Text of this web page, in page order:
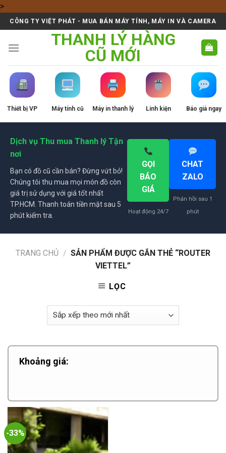
>Skip
to
content
CÔNG TY VIỆT PHÁT - MUA BÁN MÁY TÍNH, MÁY IN VÀ CAMERA
THANH LÝ HÀNG
CŨ MỚI
Thiết bị VP Máy tính cũ Máy in thanh lý Linh kiện Báo giá ngay
Dịch vụ Thu mua Thanh lý Tận
nơi
Bạn có đồ cũ cần bán? Đừng vứt bỏ!
Chúng tôi thu mua mọi món đồ còn
giá trị sử dụng với giá tốt nhất
TP.HCM. Thanh toán tiền mặt sau 5
phút kiểm tra.
GỌI
BÁO
GIÁ
Hoạt động 24/7
CHAT
ZALO
Phản hồi sau 1
phút
TRANG CHỦ / SẢN PHẨM ĐƯỢC GẮN THẺ “ROUTER
VIETTEL”
LỌC
Khoảng giá:
-33%